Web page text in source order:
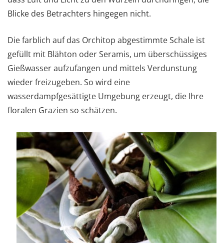
Blicke des Betrachters hingegen nicht.
Die farblich auf das Orchitop abgestimmte Schale ist
gefüllt mit Blähton oder Seramis, um überschüssiges
Gießwasser aufzufangen und mittels Verdunstung
wieder freizugeben. So wird eine
wasserdampfgesättigte Umgebung erzeugt, die Ihre
floralen Grazien so schätzen.